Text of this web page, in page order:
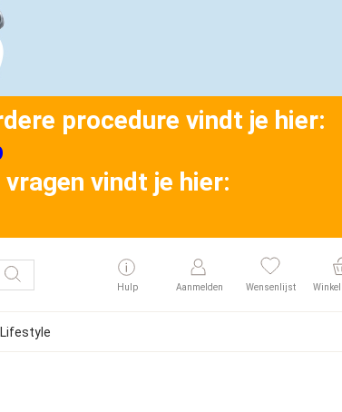
procedure vindt je hier:
vindt je hier:
Hulp Aanmelden Wensenlijst
Lifestyle